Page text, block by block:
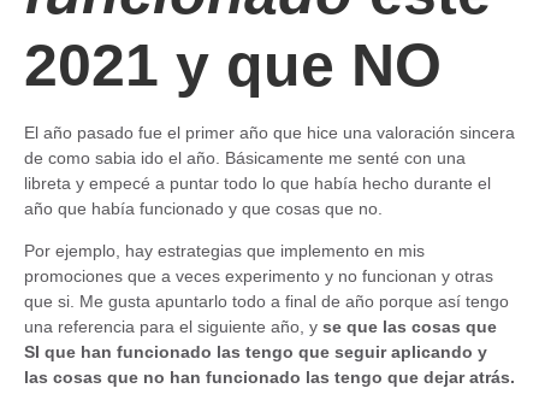
2021 y que NO
El año pasado fue el primer año que hice una valoración sincera
de como sabia ido el año. Básicamente me senté con una
libreta y empecé a puntar todo lo que había hecho durante el
año que había funcionado y que cosas que no.
Por ejemplo, hay estrategias que implemento en mis
promociones que a veces experimento y no funcionan y otras
que si. Me gusta apuntarlo todo a final de año porque así tengo
una referencia para el siguiente año, y se que las cosas que
SI que han funcionado las tengo que seguir aplicando y
las cosas que no han funcionado las tengo que dejar atrás.